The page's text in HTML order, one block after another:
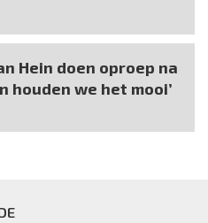
Hein doen oproep na
houden we het mooi’